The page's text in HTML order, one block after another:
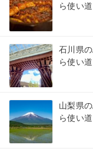
ら使い
石川県
ら使い
山梨県
ら使い